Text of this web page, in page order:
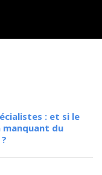
: et si le
manquant du